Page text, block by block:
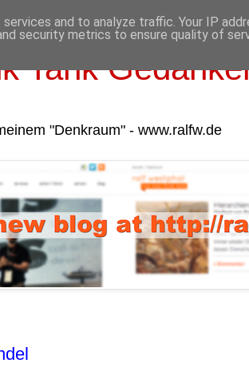
Tank
"Denkraum" - www.ralfw.de
and to analyze traffic. Your IP
security metrics to ensure quality of